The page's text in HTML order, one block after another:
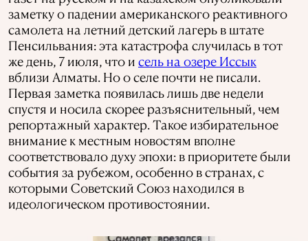
заметку о падении американского реактивного
самолета на летний детский лагерь в штате
Пенсильвания: эта катастрофа случилась в тот
же день, 7 июля, что и сель на озере Иссык
вблизи Алматы. Но о селе почти не писали.
Первая заметка появилась лишь две недели
спустя и носила скорее разъяснительный, чем
репортажный характер. Такое избирательное
внимание к местным новостям вполне
соответствовало духу эпохи: в приоритете были
события за рубежом, особенно в странах, с
которыми Советский Союз находился в
идеологическом противостоянии.